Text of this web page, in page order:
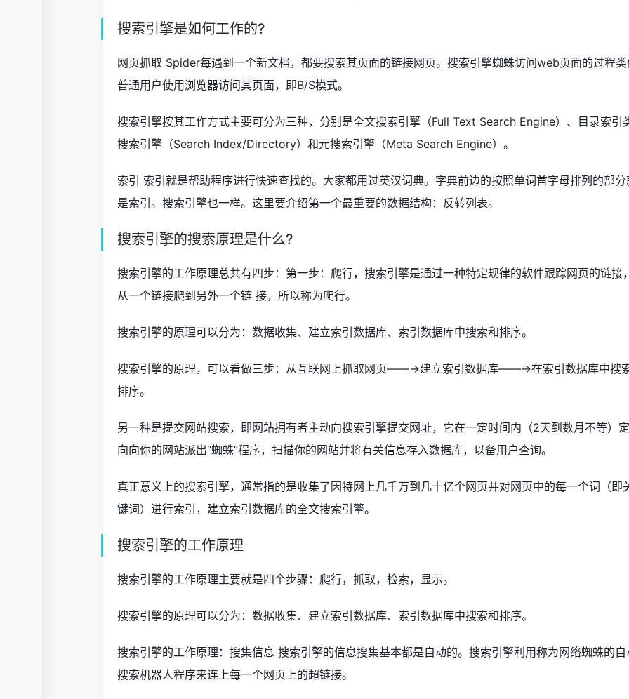
搜索引擎是如何工作的?
网页抓取 Spider每遇到一个新文档，都要搜索其页面的链接网页。搜索引擎蜘蛛访问web页面的过程类
普通用户使用浏览器访问其页面，即B/S模式。
搜索引擎按其工作方式主要可分为三种，分别是全文搜索引擎（Full Text Search Engine）、目录索引
搜索引擎（Search Index/Directory）和元搜索引擎（Meta Search Engine）。
索引 索引就是帮助程序进行快速查找的。大家都用过英汉词典。字典前边的按照单词首字母排列的部分
是索引。搜索引擎也一样。这里要介绍第一个最重要的数据结构：反转列表。
搜索引擎的搜索原理是什么?
搜索引擎的工作原理总共有四步：第一步：爬行，搜索引擎是通过一种特定规律的软件跟踪网页的链接，
从一个链接爬到另外一个链 接，所以称为爬行。
搜索引擎的原理可以分为：数据收集、建立索引数据库、索引数据库中搜索和排序。
搜索引擎的原理，可以看做三步：从互联网上抓取网页——→建立索引数据库——→在索引数据库中搜
排序。
另一种是提交网站搜索，即网站拥有者主动向搜索引擎提交网址，它在一定时间内（2天到数月不等）定
向向你的网站派出“蜘蛛”程序，扫描你的网站并将有关信息存入数据库，以备用户查询。
真正意义上的搜索引擎，通常指的是收集了因特网上几千万到几十亿个网页并对网页中的每一个词（即
键词）进行索引，建立索引数据库的全文搜索引擎。
搜索引擎的工作原理
搜索引擎的工作原理主要就是四个步骤：爬行，抓取，检索，显示。
搜索引擎的原理可以分为：数据收集、建立索引数据库、索引数据库中搜索和排序。
搜索引擎的工作原理：搜集信息 搜索引擎的信息搜集基本都是自动的。搜索引擎利用称为网络蜘蛛的自
搜索机器人程序来连上每一个网页上的超链接。